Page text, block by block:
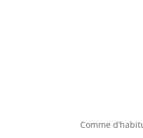
Comme